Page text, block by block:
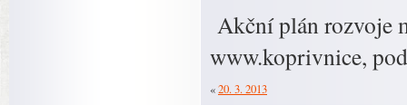
Akční plán rozvoje
www.koprivnice,
«20. 3. 2013